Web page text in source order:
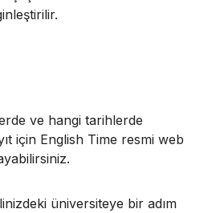
ve hangi tarihlerde
için English Time resmi web
üniversiteye bir adım